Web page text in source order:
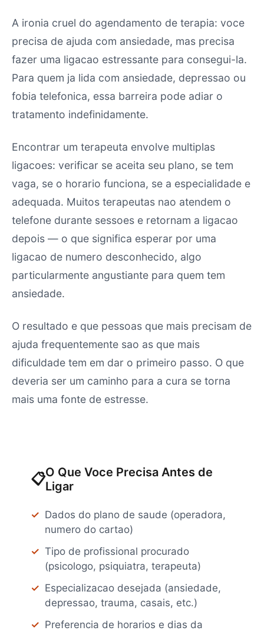
A ironia cruel do agendamento de terapia: voce
precisa de ajuda com ansiedade, mas precisa
fazer uma ligacao estressante para consegui-la.
Para quem ja lida com ansiedade, depressao ou
fobia telefonica, essa barreira pode adiar o
tratamento indefinidamente.
Encontrar um terapeuta envolve multiplas
ligacoes: verificar se aceita seu plano, se tem
vaga, se o horario funciona, se a especialidade e
adequada. Muitos terapeutas nao atendem o
telefone durante sessoes e retornam a ligacao
depois — o que significa esperar por uma
ligacao de numero desconhecido, algo
particularmente angustiante para quem tem
ansiedade.
O resultado e que pessoas que mais precisam de
ajuda frequentemente sao as que mais
dificuldade tem em dar o primeiro passo. O que
deveria ser um caminho para a cura se torna
mais uma fonte de estresse.
📋O Que Voce Precisa Antes de
Ligar
Dados do plano de saude (operadora,
numero do cartao)
Tipo de profissional procurado
(psicologo, psiquiatra, terapeuta)
Especializacao desejada (ansiedade,
depressao, trauma, casais, etc.)
Preferencia de horarios e dias da